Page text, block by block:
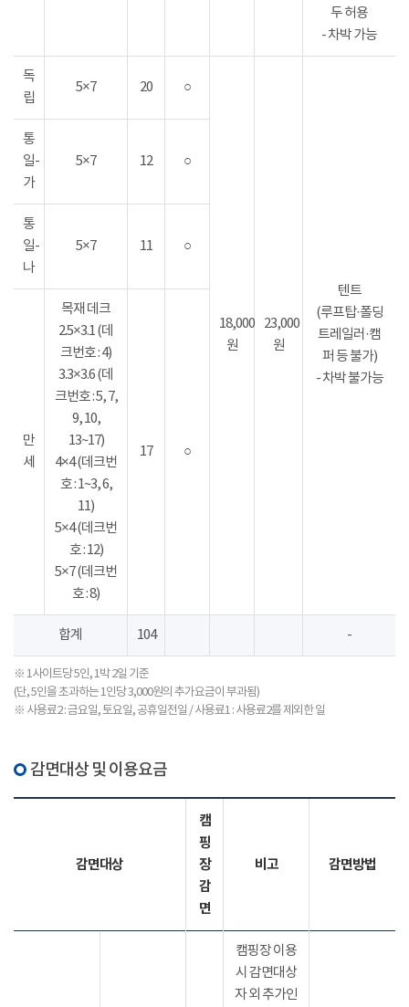
두 허용
- 차박 가능
독
립
5×7 20 ○
18,000
원
23,000
원
텐트
(루프탑·폴딩
트레일러·캠
퍼 등 불가)
- 차박 불가능
통
일-
가
5×7 12 ○
통
일-
나
5×7 11 ○
만
세
목재 데크
2.5×3.1 (데
크번호 : 4)
3.3×3.6 (데
크번호 : 5, 7,
9, 10,
13~17)
4×4 (데크번
호 : 1~3, 6,
11)
5×4 (데크번
호 : 12)
5×7 (데크번
호 : 8)
17 ○
합계 104 -
※ 1사이트당 5인, 1박 2일 기준
(단, 5인을 초과하는 1인당 3,000원의 추가요금이 부과됨)
※ 사용료2 : 금요일, 토요일, 공휴일전일 / 사용료1 : 사용료2를 제외한 일
감면대상 및 이용요금
감면대상
캠
핑
장
감
면
비고 감면방법
캠핑장 이용
시 감면대상
자 외 추가인